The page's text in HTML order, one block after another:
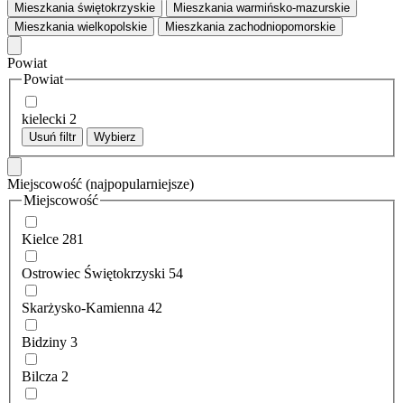
Mieszkania świętokrzyskie
Mieszkania warmińsko-mazurskie
Mieszkania wielkopolskie
Mieszkania zachodniopomorskie
Powiat
Powiat
kielecki 2
Usuń filtr Wybierz
Miejscowość (najpopularniejsze)
Miejscowość
Kielce 281
Ostrowiec Świętokrzyski 54
Skarżysko-Kamienna 42
Bidziny 3
Bilcza 2